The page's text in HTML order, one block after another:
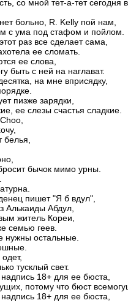
со мной тет-а-тет сегодня в
больно, R. Kelly пой нам,
с ума под стафом и пойлом.
раз все сделает сама,
ее сломать.
ее слова,
быть с ней на наглават.
на мне вприсядку,
пизже зарядки,
ее слезы счастья сладкие.
бычок мимо урны.
пишет "Я б вдул",
Алькаиды Абдул,
житель Кореи,
семью геев.
нужны остальные.
тусклый свет.
18+ для ее бюста,
потому что бюст
18+ для ее бюста,